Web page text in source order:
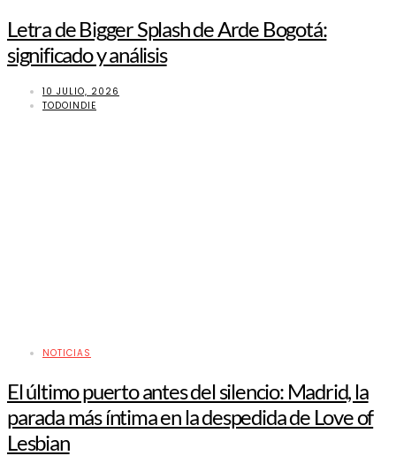
Letra de Bigger Splash de Arde Bogotá:
significado y análisis
10 JULIO, 2026
TODOINDIE
NOTICIAS
El último puerto antes del silencio: Madrid, la
parada más íntima en la despedida de Love of
Lesbian